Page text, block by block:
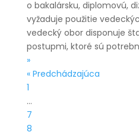
o bakalársku, diplomovú,
vyžaduje použitie
vedecký obor disponuje
postupmi, ktoré sú
»Ako
napísať
bakalárskej
práce
« Predchádzajúca
1
…
7
8